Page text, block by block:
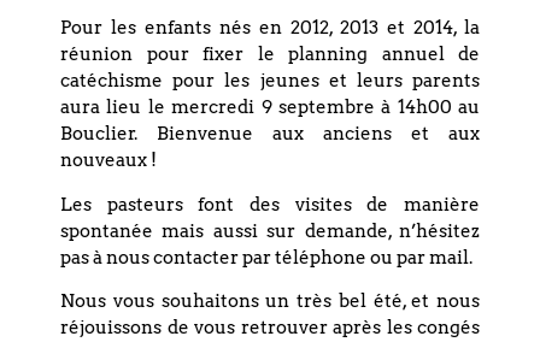
Pour les enfants nés en 2012, 2013 et 2014, la
réunion pour fixer le planning annuel de
catéchisme pour les jeunes et leurs parents
aura lieu le mercredi 9 septembre à 14h00 au
Bouclier. Bienvenue aux anciens et aux
nouveaux !
Les pasteurs font des visites de manière
spontanée mais aussi sur demande, n’hésitez
pas à nous contacter par téléphone ou par mail.
Nous vous souhaitons un très bel été, et nous
réjouissons de vous retrouver après les congés